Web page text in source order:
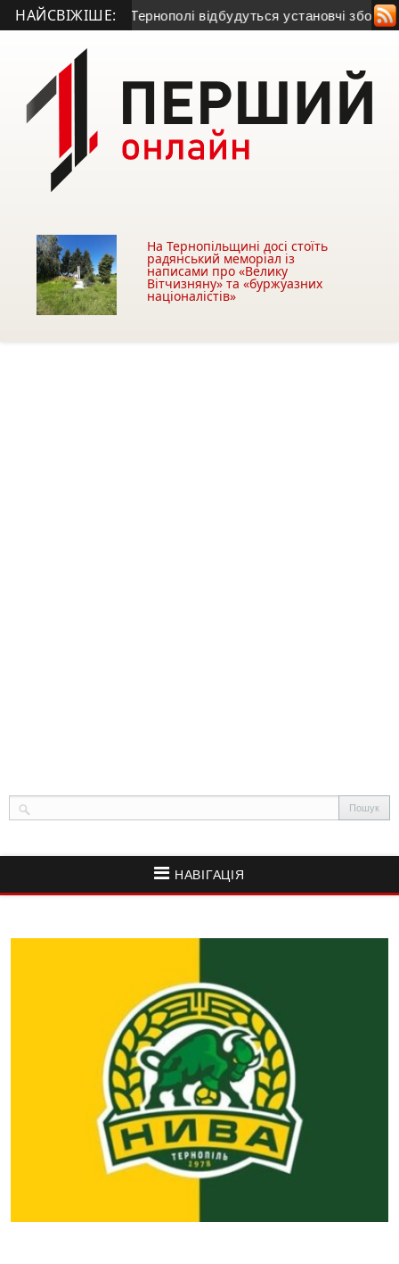
НАЙСВІЖІШЕ:
лікар • У Тернополі відбудуться установчі збори
На Тернопільщині досі стоїть
радянський меморіал із
написами про «Велику
Вітчизняну» та «буржуазних
націоналістів»
НАВІГАЦІЯ